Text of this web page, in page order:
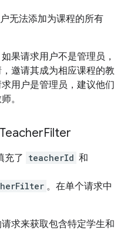
无法添加为课程的所有
果请求用户不是管理员，
邀请其成为相应课程的教
用户是管理员，建议他们
。
TeacherFilter
充了 teacherId 和
。在单个请求中
求来获取包含特定学生和